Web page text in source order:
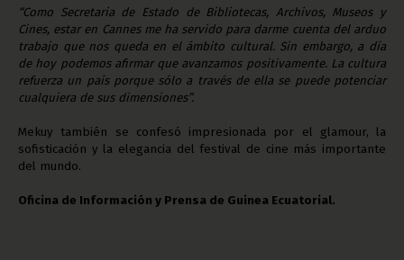
“Como Secretaria de Estado de Bibliotecas, Archivos, Museos y
Cines, estar en Cannes me ha servido para darme cuenta del arduo
trabajo que nos queda en el ámbito cultural. Sin embargo, a día
de hoy podemos afirmar que avanzamos positivamente. La cultura
refuerza un país porque sólo a través de ella se puede potenciar
cualquiera de sus dimensiones”.
Mekuy también se confesó impresionada por el glamour, la
sofisticación y la elegancia del festival de cine más importante
del mundo.
Oficina de Información y Prensa de Guinea Ecuatorial.